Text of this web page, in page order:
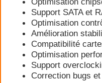
Support SATA et
Optimisation
Amélioration
Compatibilité
Optimisation
Support
Correction bugs